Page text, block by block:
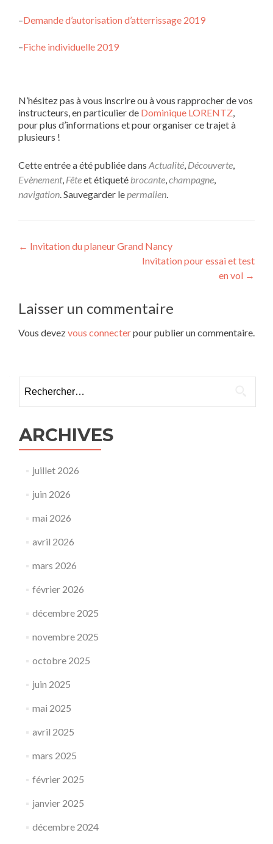
–Demande d’autorisation d’atterrissage 2019
–Fiche individuelle 2019
N’hésitez pas à vous inscrire ou à vous rapprocher de vos
instructeurs, en particulier de Dominique LORENTZ,
pour plus d’informations et pour organiser ce trajet à
plusieurs !
Cette entrée a été publiée dans Actualité, Découverte,
Evènement, Fêteet étiqueté brocante,champagne,
navigation. Sauvegarder lepermalien.
Navigation
← Invitation du planeur Grand Nancy
Invitation pour essai et test
en vol →
Laisser un commentaire
Vous devezvous connecterpour publier un commentaire.
ARCHIVES
juillet 2026
juin 2026
mai 2026
avril 2026
mars 2026
février 2026
décembre 2025
novembre 2025
octobre 2025
juin 2025
mai 2025
avril 2025
mars 2025
février 2025
janvier 2025
décembre 2024